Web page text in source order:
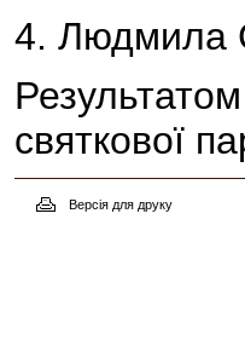
4. Людмила
святкової
Версія для друку